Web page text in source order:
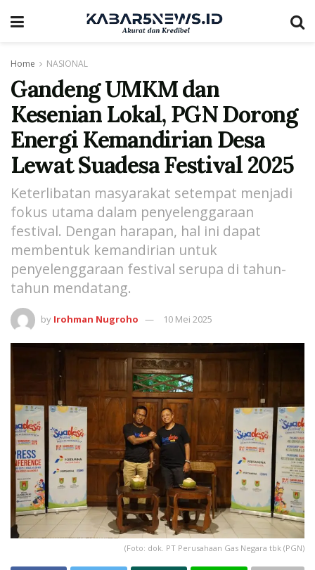
Home NASIONAL
Gandeng UMKM dan
Kesenian Lokal, PGN Dorong
Energi Kemandirian Desa
Lewat Suadesa Festival 2025
Keterlibatan masyarakat setempat menjadi
fokus utama dalam penyelenggaraan
festival. Dengan harapan, hal ini dapat
membentuk kemandirian untuk
penyelenggaraan festival serupa di tahun-
tahun mendatang.
by Irohman Nugroho 10 Mei 2025
(Foto: dok. PT Perusahaan Gas Negara tbk (PGN)